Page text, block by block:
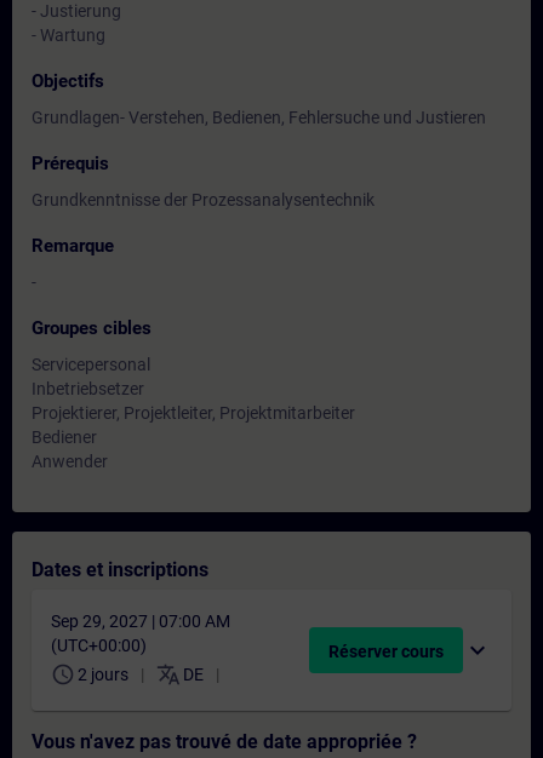
- Justierung
- Wartung
Objectifs
Grundlagen- Verstehen, Bedienen, Fehlersuche und Justieren
Prérequis
Grundkenntnisse der Prozessanalysentechnik
Remarque
-
Groupes cibles
Servicepersonal
Inbetriebsetzer
Projektierer, Projektleiter, Projektmitarbeiter
Bediener
Anwender
Dates et inscriptions
Sep 29, 2027 | 07:00 AM
(UTC+00:00)
schedule 2 jours translate DE
Réserver cours expand_more
Vous n'avez pas trouvé de date appropriée ?